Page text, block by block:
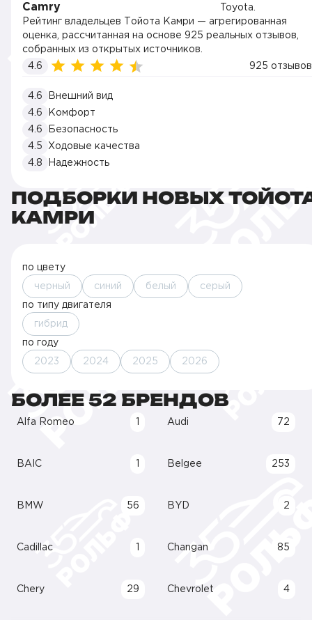
Camry
Рейтинг владельцев Тойота Камри — агрегированная
оценка, рассчитанная на основе 925 реальных отзывов,
собранных из открытых источников.
4.6
925 отзывов
4.6
Внешний вид
4.6
Комфорт
4.6
Безопасность
4.5
Ходовые качества
4.8
Надежность
ПОДБОРКИ НОВЫХ
КАМРИ
по цвету
черный синий белый серый
по типу двигателя
гибрид
по году
2023 2024 2025 2026
БОЛЕЕ 52 БРЕНДОВ
Alfa Romeo Audi 72
BAIC Belgee 253
BMW 56 BYD 2
Cadillac Changan 85
Chery 29 Chevrolet 4